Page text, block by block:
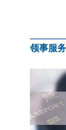
领事服务